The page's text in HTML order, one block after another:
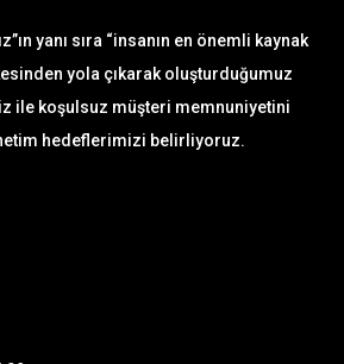
yanı sıra “insanın en önemli kaynak
yola çıkarak oluşturduğumuz
ile koşulsuz müşteri memnuniyetini
hedeflerimizi belirliyoruz.